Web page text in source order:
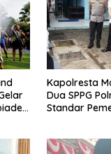
Kapolresta
Dua SPPG
Standar